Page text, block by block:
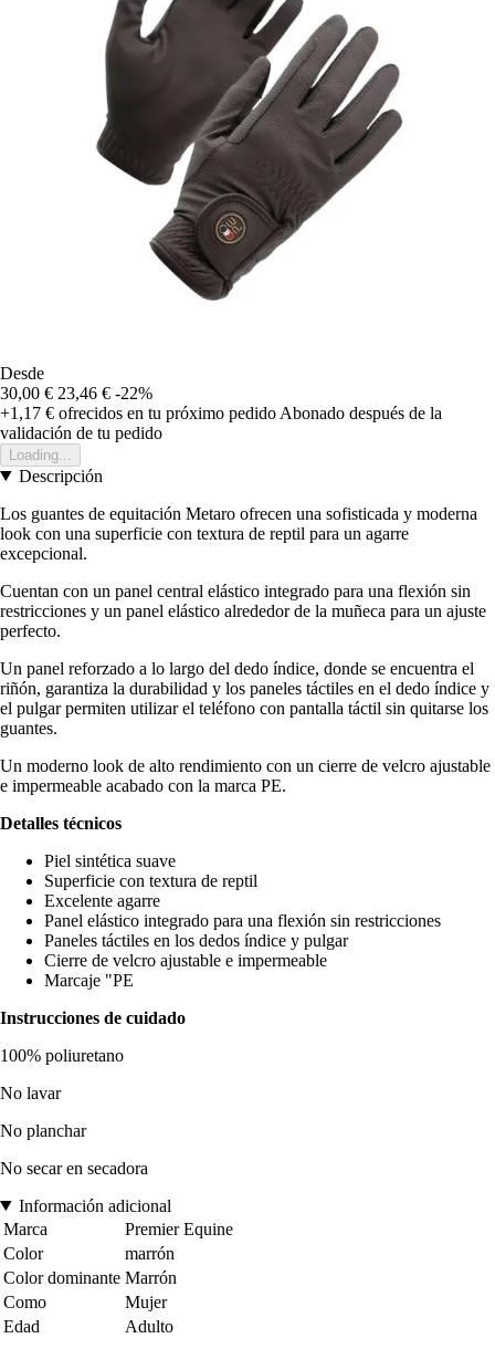
Desde
30,00 € 23,46 € -22%
+1,17 € ofrecidos en tu próximo pedido Abonado después de la
validación de tu pedido
Loading...
Descripción
Los guantes de equitación Metaro ofrecen una sofisticada y moderna
look con una superficie con textura de reptil para un agarre
excepcional.
Cuentan con un panel central elástico integrado para una flexión sin
restricciones y un panel elástico alrededor de la muñeca para un ajuste
perfecto.
Un panel reforzado a lo largo del dedo índice, donde se encuentra el
riñón, garantiza la durabilidad y los paneles táctiles en el dedo índice y
el pulgar permiten utilizar el teléfono con pantalla táctil sin quitarse los
guantes.
Un moderno look de alto rendimiento con un cierre de velcro ajustable
e impermeable acabado con la marca PE.
Detalles técnicos
Piel sintética suave
Superficie con textura de reptil
Excelente agarre
Panel elástico integrado para una flexión sin restricciones
Paneles táctiles en los dedos índice y pulgar
Cierre de velcro ajustable e impermeable
Marcaje "PE
Instrucciones de cuidado
100% poliuretano
No lavar
No planchar
No secar en secadora
Información adicional
Marca
Premier Equine
Color
marrón
Color dominante Marrón
Como
Mujer
Edad
Adulto